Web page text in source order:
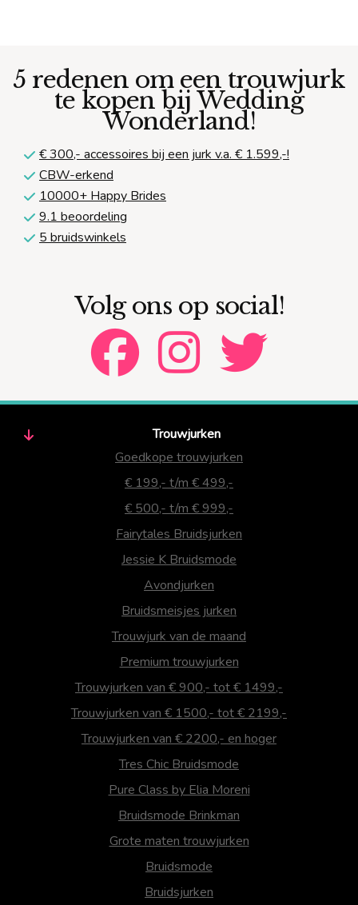
5 redenen om een trouwjurk
te kopen bij Wedding
Wonderland!
€ 300,- accessoires bij een jurk v.a. € 1.599,-!
CBW-erkend
10000+ Happy Brides
9.1 beoordeling
5 bruidswinkels
Volg ons op social!
Trouwjurken
Goedkope trouwjurken
€ 199,- t/m € 499,-
€ 500,- t/m € 999,-
Fairytales Bruidsjurken
Jessie K Bruidsmode
Avondjurken
Bruidsmeisjes jurken
Trouwjurk van de maand
Premium trouwjurken
Trouwjurken van € 900,- tot € 1499,-
Trouwjurken van € 1500,- tot € 2199,-
Trouwjurken van € 2200,- en hoger
Tres Chic Bruidsmode
Pure Class by Elia Moreni
Bruidsmode Brinkman
Grote maten trouwjurken
Bruidsmode
Bruidsjurken